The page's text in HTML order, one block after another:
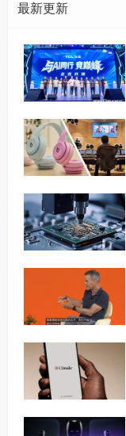
最新更新